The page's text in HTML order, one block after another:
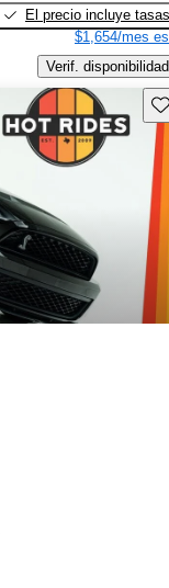
El precio incluye tasas
$1,654/mes
Verif. disponibilidad